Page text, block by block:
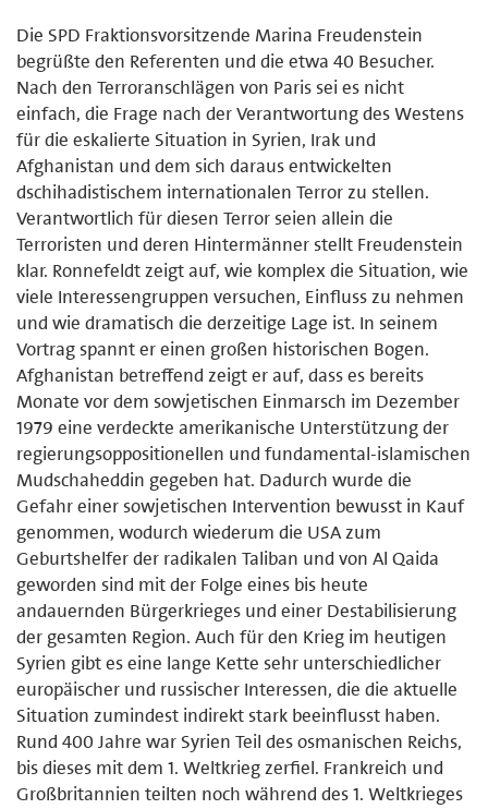
Die SPD Fraktionsvorsitzende Marina Freudenstein
begrüßte den Referenten und die etwa 40 Besucher.
Nach den Terroranschlägen von Paris sei es nicht
einfach, die Frage nach der Verantwortung des Westens
für die eskalierte Situation in Syrien, Irak und
Afghanistan und dem sich daraus entwickelten
dschihadistischem internationalen Terror zu stellen.
Verantwortlich für diesen Terror seien allein die
Terroristen und deren Hintermänner stellt Freudenstein
klar. Ronnefeldt zeigt auf, wie komplex die Situation, wie
viele Interessengruppen versuchen, Einfluss zu nehmen
und wie dramatisch die derzeitige Lage ist. In seinem
Vortrag spannt er einen großen historischen Bogen.
Afghanistan betreffend zeigt er auf, dass es bereits
Monate vor dem sowjetischen Einmarsch im Dezember
1979 eine verdeckte amerikanische Unterstützung der
regierungsoppositionellen und fundamental-islamischen
Mudschaheddin gegeben hat. Dadurch wurde die
Gefahr einer sowjetischen Intervention bewusst in Kauf
genommen, wodurch wiederum die USA zum
Geburtshelfer der radikalen Taliban und von Al Qaida
geworden sind mit der Folge eines bis heute
andauernden Bürgerkrieges und einer Destabilisierung
der gesamten Region. Auch für den Krieg im heutigen
Syrien gibt es eine lange Kette sehr unterschiedlicher
europäischer und russischer Interessen, die die aktuelle
Situation zumindest indirekt stark beeinflusst haben.
Rund 400 Jahre war Syrien Teil des osmanischen Reichs,
bis dieses mit dem 1. Weltkrieg zerfiel. Frankreich und
Großbritannien teilten noch während des 1. Weltkrieges